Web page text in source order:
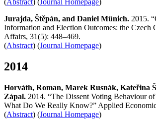
Jurajda, Štěpán, and Daniel Münich. 2015.
Information and Election Outcomes: the Czech
Affairs, 31(5): 448–469.
(Abstract) (Journal Homepage)
2014
Horváth, Roman, Marek Rusnák, Kateřina
Zápal. 2014. “The Dissent Voting Behaviour
What Do We Really Know?” Applied
(Abstract) (Journal Homepage)